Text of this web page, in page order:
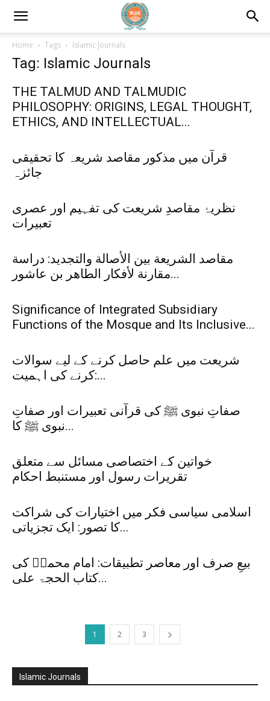
Home Tags Islamic Journals
Tag: Islamic Journals
THE TALMUD AND TALMUDIC
PHILOSOPHY: ORIGINS, LEGAL THOUGHT,
ETHICS, AND INTELLECTUAL...
قرآن میں مذکور مقاصد شریعہ کا تحقیقی
جائزہ
نظریۂ مقاصدِ شریعت کی تفہیم اور عصری
تعبیرات
مقاصد الشريعة بين الأصالة والتجديد: دراسة
مقارنة لأفكار الطاهر بن عاشور...
Significance of Integrated Subsidiary
Functions of the Mosque and Its Inclusive...
شریعت میں علم حاصل کرنے کے لیے سوالات
کرنے کی اہمیت:...
صفاتِ نبوی ﷺ کی قرآنی تعبیرات اور صفاتِ
نبوی ﷺ کا...
خواتین کے اختصاصی مسائل سے متعلق
تقریرات رسول اور مستنبط احکام
اسلامی سیاسی فکر میں اختیارات کی شراکت
کا تصور: ایک تجزیاتی...
بیعِ صرف اور معاصر تطبیقات: امام محمدؒ کی
کتاب الحجۃ علی...
1 2 3
Islamic Journals